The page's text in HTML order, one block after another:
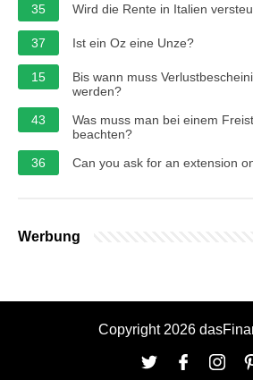
35
Wird die Rente in Italien
37 Ist ein Oz eine Unze?
15
Bis wann muss
werden?
43
Was muss man bei einem
beachten?
36
Can you ask for an extension
Werbung
Copyright 2026